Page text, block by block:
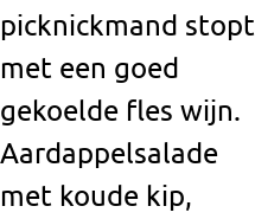
picknickmand stopt
met een goed
gekoelde fles wijn.
Aardappelsalade
met koude kip,